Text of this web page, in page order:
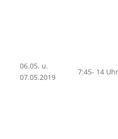
06.05. u.
07.05.2019
7:45- 14 Uhr